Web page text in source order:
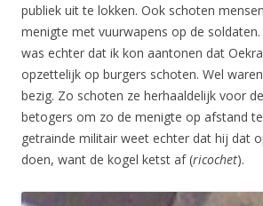
publiek uit te lokken. Ook schoten
menigte met vuurwapens op de
was echter dat ik kon aantonen dat
opzettelijk op burgers schoten. Wel
bezig. Zo schoten ze herhaaldelijk voor
betogers om zo de menigte op afstand
getrainde militair weet echter dat hij dat
doen, want de kogel ketst af (ricochet).